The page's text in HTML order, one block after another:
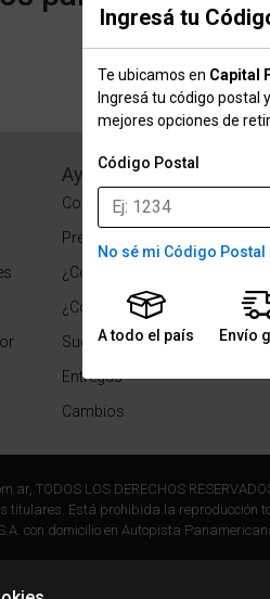
Ingresá tu
Te ubicamos en Capital
Ingresá tu código postal
mejores opciones de
Código Postal
No sé mi Código Postal
A todo el país Envío
Volver a la
Ayuda
Condiciones de pago
Preguntas Frecuentes
¿Cómo comprar?
¿Cómo medir tu talle?
Sucursales
Entregas
Cambios
TODOS LOS DERECHOS
titulares. Está prohibida la
con domicilio en Autopista